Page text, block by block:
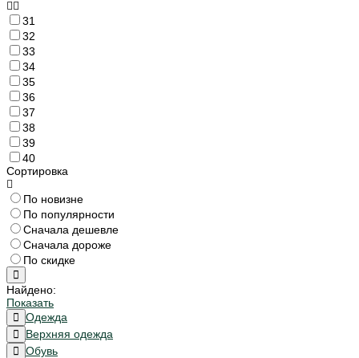
31
32
33
34
35
36
37
38
39
40
Сортировка
По новизне
По популярности
Сначала дешевле
Сначала дороже
По скидке
Найдено:
Показать
Одежда
Верхняя одежда
Обувь